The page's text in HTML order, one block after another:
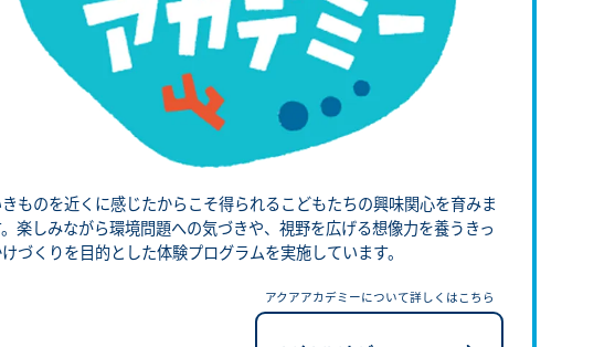
ものを近くに感じたからこそ得られるこどもたちの興味関心を育みま
楽しみながら環境問題への気づきや、視野を広げる想像力を養うきっ
づくりを目的とした体験プログラムを実施しています。
アクアアカデミーについて詳しくはこちら